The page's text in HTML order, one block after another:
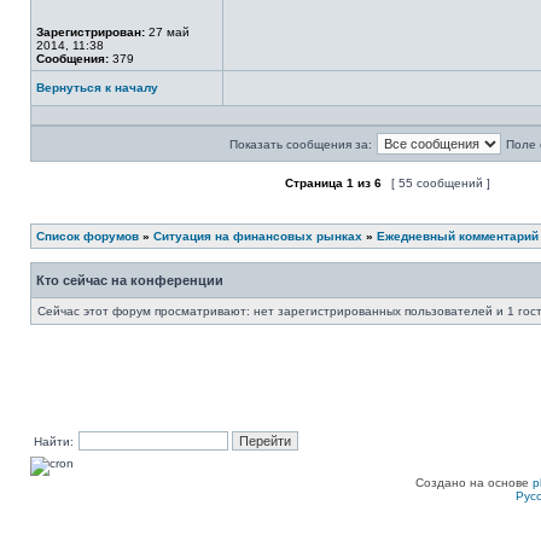
сети
Зарегистрирован: 27 май
2014, 11:38
Сообщения: 379
Вернуться к началу
Профиль
Показать сообщения за: Поле
Страница 1 из 6 [ 55 сообщений ]
Список форумов » Ситуация на финансовых рынках » Ежедневный
Кто сейчас на конференции
Сейчас этот форум просматривают: нет зарегистрированных пользователей и 1
Найти:
Создано на основе